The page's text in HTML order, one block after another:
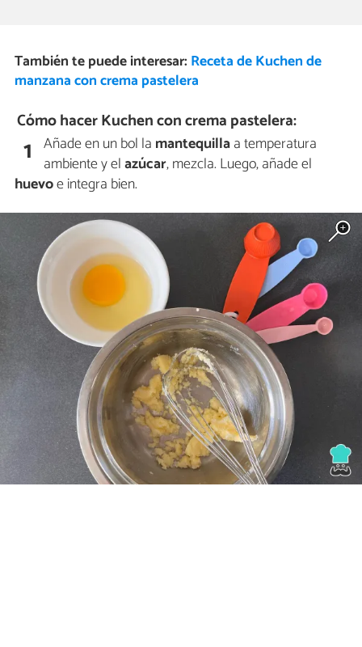
También te puede interesar: Receta de Kuchen de
manzana con crema pastelera
Cómo hacer Kuchen con crema pastelera:
1 Añade en un bol la mantequillaa temperatura
ambiente y elazúcar, mezcla. Luego, añade el
huevoe integra bien.